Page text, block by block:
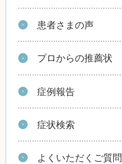
患者さまの声
プロからの推薦状
症例報告
症状検索
よくいただくご質問